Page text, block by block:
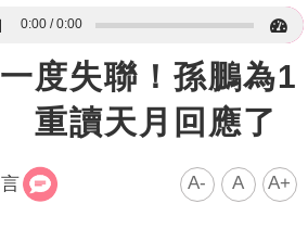
0:00 0:00
度失聯！孫鵬為1
重讀天月回應了
A- A A+